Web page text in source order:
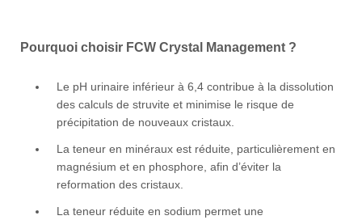
Pourquoi choisir FCW Crystal Management ?
Le pH urinaire inférieur à 6,4 contribue à la dissolution
des calculs de struvite et minimise le risque de
précipitation de nouveaux cristaux.
La teneur en minéraux est réduite, particulièrement en
magnésium et en phosphore, afin d’éviter la
reformation des cristaux.
La teneur réduite en sodium permet une